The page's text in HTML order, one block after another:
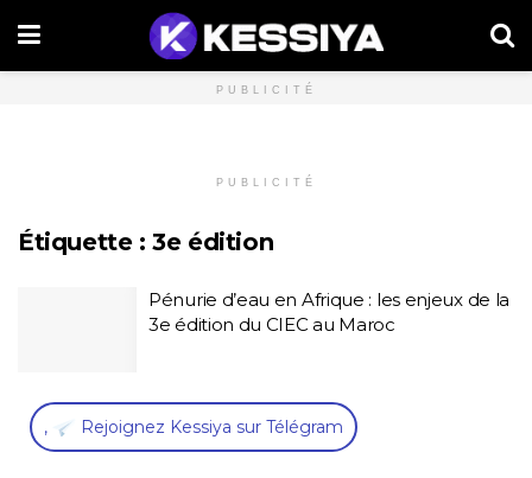
PUBLICITÉ
PUBLICITÉ
Étiquette :3e édition
Pénurie d’eau en Afrique : les enjeux de la
3e édition du CIEC au Maroc
, Rejoignez Kessiya sur Télégram